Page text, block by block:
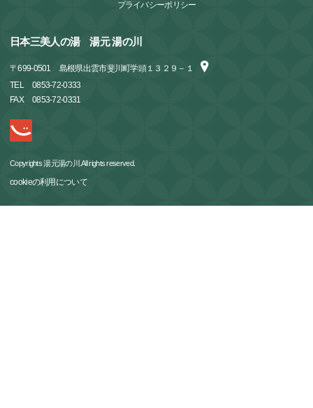
プライバシーポリシー
日本三美人の湯 湯元 湯の川
〒699-0501
島根県出雲市斐川町学頭１３２９－１
TEL
0853-72-0333
FAX
0853-72-0331
Copyrights 湯元湯の川.All rights reserved.
cookieの利用について